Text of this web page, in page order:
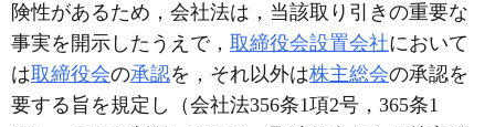
険性があるため，会社法は，当該取り引きの重要な
事実を開示したうえで， 取締役会設置会社において
は取締役会の承認を，それ以外は株主総会の承認を
要する旨を規定し（会社法356条1項2号，365条1